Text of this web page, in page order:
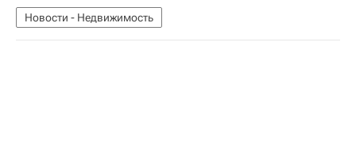
Новости - Недвижимость